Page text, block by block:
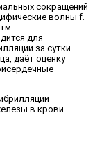
сокращений
волны f.
для
за сутки.
даёт оценку
в крови.